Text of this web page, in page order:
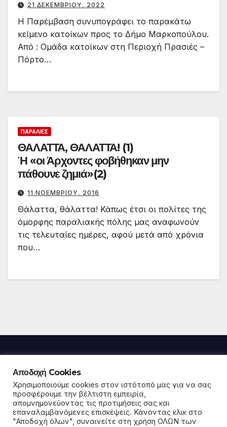
21 ΔΕΚΕΜΒΡΊΟΥ, 2022
Η Παρέμβαση συνυπογράφει το παρακάτω
κείμενο κατοίκων προς το Δήμο Μαρκοπούλου.
Από : Ομάδα κατοίκων στη Περιοχή Πρασιές –
Πόρτο…
ΠΑΡΑΛΊΕΣ
ΘΑΛΑΤΤΑ, ΘΑΛΑΤΤΑ! (1)
Ή «οι Άρχοντες φοβήθηκαν μην
πάθουνε ζημιά»(2)
11 ΝΟΕΜΒΡΊΟΥ, 2016
Θάλαττα, θάλαττα! Κάπως έτσι οι πολίτες της
όμορφης παραλιακής πόλης μας αναφωνούν
τις τελευταίες ημέρες, αφού μετά από χρόνια
που…
Παρέμβαση για την
κοινωνία και το περιβάλλον
Αποδοχή Cookies
Χρησιμοποιούμε cookies στον ιστότοπό μας για να σας
προσφέρουμε την βέλτιστη εμπειρία,
απομνημονεύοντας τις προτιμήσεις σας και
επαναλαμβανόμενες επισκέψεις. Κάνοντας κλικ στο
"Αποδοχή όλων", συναινείτε στη χρήση ΟΛΩΝ των